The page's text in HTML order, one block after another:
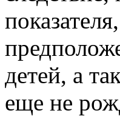
детей, а
еще не